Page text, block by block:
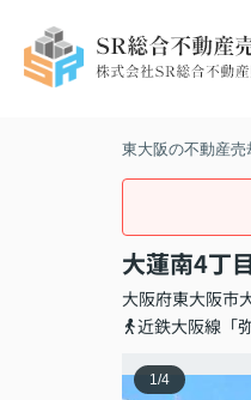
東大阪の不動産売
大蓮南4丁
大阪府東大阪市
近鉄大阪線「
1/4